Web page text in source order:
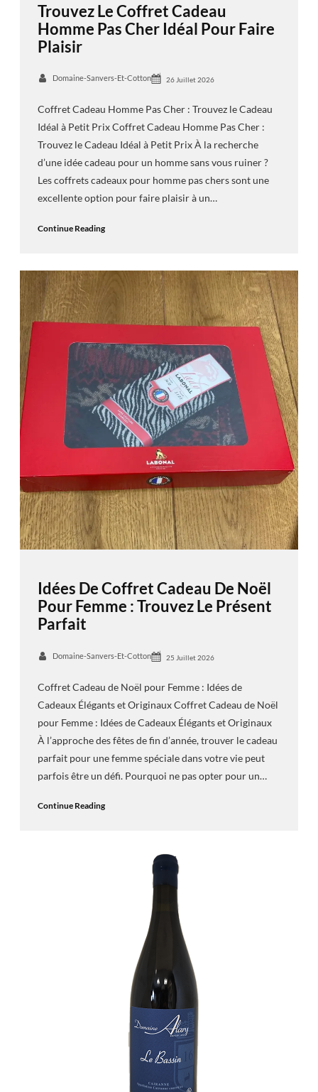
Trouvez Le Coffret Cadeau
Homme Pas Cher Idéal Pour Faire
Plaisir
Domaine-Sanvers-Et-Cotton 26 Juillet 2026
Coffret Cadeau Homme Pas Cher : Trouvez le Cadeau
Idéal à Petit Prix Coffret Cadeau Homme Pas Cher :
Trouvez le Cadeau Idéal à Petit Prix À la recherche
d’une idée cadeau pour un homme sans vous ruiner ?
Les coffrets cadeaux pour homme pas chers sont une
excellente option pour faire plaisir à un…
Continue Reading
Idées De Coffret Cadeau De Noël
Pour Femme : Trouvez Le Présent
Parfait
Domaine-Sanvers-Et-Cotton 25 Juillet 2026
Coffret Cadeau de Noël pour Femme : Idées de
Cadeaux Élégants et Originaux Coffret Cadeau de Noël
pour Femme : Idées de Cadeaux Élégants et Originaux
À l’approche des fêtes de fin d’année, trouver le cadeau
parfait pour une femme spéciale dans votre vie peut
parfois être un défi. Pourquoi ne pas opter pour un…
Continue Reading